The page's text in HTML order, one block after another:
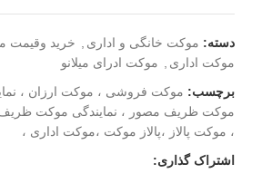
دسته: موکت خانگی و اداری خرید وقیمت
موکت اداری
موکت ادرای میلانو
برچسب: موکت فروشی ، موکت ارزان ،
موکت ظریف مصور ، نمایندگی موکت
، موکت پالاز ،پالاز موکت ،موکت اداری ،
اشتراک گذاری: